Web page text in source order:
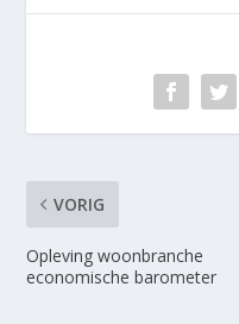
VORIG
Opleving woonbranche
economische barometer